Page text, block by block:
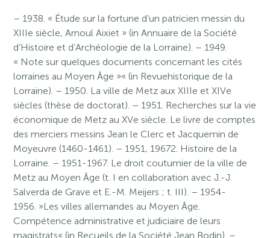
– 1938. « Étude sur la fortune d’un patricien messin du
XIIIe siècle, Arnoul Aixiet » (in Annuaire de la Société
d’Histoire et d’Archéologie de la Lorraine). – 1949.
« Note sur quelques documents concernant les cités
lorraines au Moyen Âge »« (in Revuehistorique de la
Lorraine). – 1950. La ville de Metz aux XIIIe et XIVe
siècles (thèse de doctorat). – 1951. Recherches sur la vie
économique de Metz au XVe siècle. Le livre de comptes
des merciers messins Jean le Clerc et Jacquemin de
Moyeuvre (1460-1461). – 1951, 19672. Histoire de la
Lorraine. – 1951-1967. Le droit coutumier de la ville de
Metz au Moyen Âge (t. I en collaboration avec J.-J.
Salverda de Grave et E.-M. Meijers ; t. III). – 1954-
1956. »Les villes allemandes au Moyen Âge.
Compétence administrative et judiciaire de leurs
magistrats« (in Recueils de la Société Jean Bodin). –